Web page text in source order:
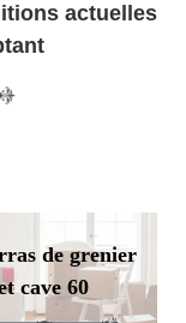
actuelles
de grenier
cave 60